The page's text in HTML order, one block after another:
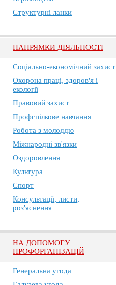
Структурні ланки
НАПРЯМКИ ДІЯЛЬНОСТІ
Соціально-економічний захист
Охорона праці, здоров'я і
екології
Правовий захист
Профспілкове навчання
Робота з молоддю
Міжнародні зв'язки
Оздоровлення
Культура
Спорт
Консультації, листи,
роз'яснення
НА ДОПОМОГУ
ПРОФОРГАНІЗАЦІЙ
Генеральна угода